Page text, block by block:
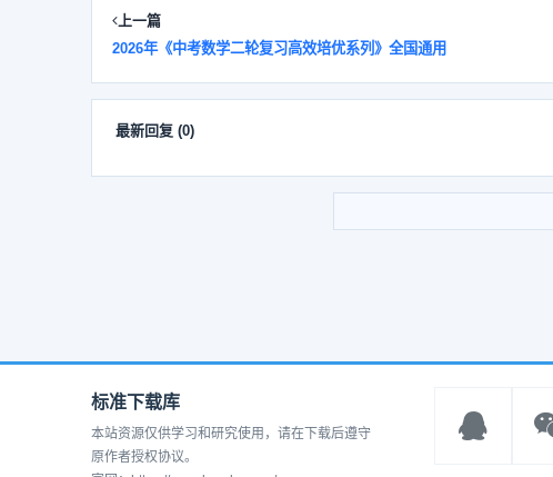
上一篇
2026年《中考数学二轮复习高效培优系列》全国通用
最新回复 (0)
标准下载库
本站资源仅供学习和研究使用，请在下载后遵守
原作者授权协议。